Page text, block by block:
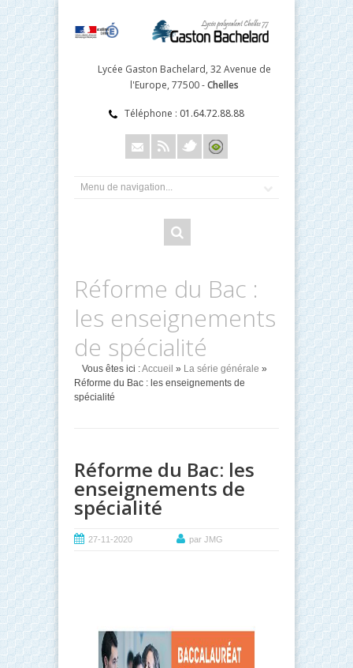
Lycée Gaston Bachelard, 32 Avenue de
l'Europe, 77500 -Chelles
Téléphone : 01.64.72.88.88
Réforme du Bac :
les enseignements
de spécialité
Vous êtes ici :Accueil » La série générale »
Réforme du Bac : les enseignements de
spécialité
Réforme du Bac: les
enseignements de
spécialité
27-11-2020 par JMG